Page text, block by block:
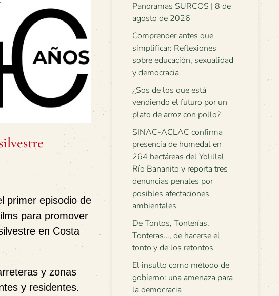
primer episodio de
para promover
en Costa
y zonas
y residentes.
Panoramas SURCOS | 8 de
agosto de 2026
Comprender antes que
simplificar: Reflexiones
sobre educación, sexualidad
y democracia
¿Sos de los que está
vendiendo el futuro por un
plato de arroz con pollo?
SINAC-ACLAC confirma
presencia de humedal en
264 hectáreas del Yolillal
Río Bananito y reporta tres
denuncias penales por
posibles afectaciones
ambientales
De Tontos, Tonterías,
Tonteras…, de hacerse el
tonto y de los retontos
El insulto como método de
gobierno: una amenaza para
la democracia